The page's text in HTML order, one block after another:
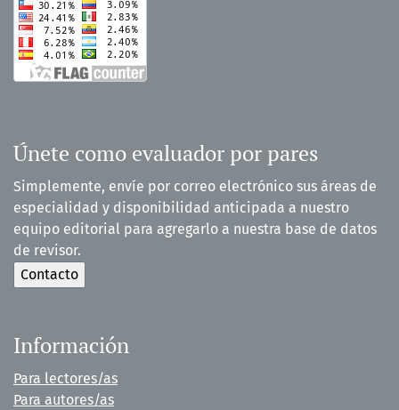
Únete como evaluador por pares
Simplemente, envíe por correo electrónico sus áreas de
especialidad y disponibilidad anticipada a nuestro
equipo editorial para agregarlo a nuestra base de datos
de revisor.
Información
Para lectores/as
Para autores/as